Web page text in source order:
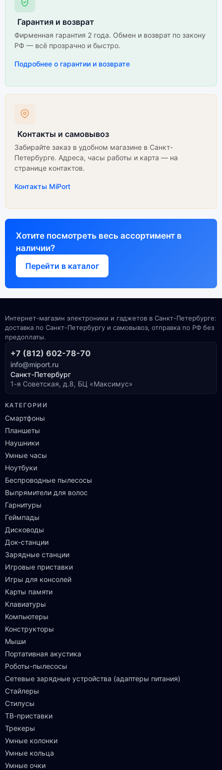
Гарантия и возврат
Фирменная гарантия 2 года. Обмен и возврат по закону
РФ — всё прозрачно и быстро.
Подробнее о гарантии и возврате
Контакты и самовывоз
Забирайте заказ в удобном магазине в Санкт-
Петербурге. Адреса, часы работы и карта — на
странице контактов.
Контакты MiPort
Хотите посмотреть весь ассортимент в
наличии?
Перейти в каталог
Интернет-магазин электроники и гаджетов в Санкт-Петербурге:
доставка по Санкт-Петербургу и самовывоз, отправка по РФ без
предоплаты.
+7 (812) 602-78-70
info@miport.ru
Санкт-Петербург
1-я Советская, д.8, БЦ «Максимус»
КАТЕГОРИИ
Смартфоны
Планшеты
Наушники
Умные часы
Ноутбуки
Беспроводные пылесосы
Выпрямители для волос
Гарнитуры
Геймпады
Дисководы
Док-станции
Зарядные станции
Игровые приставки
Игры для консолей
Карты памяти
Клавиатуры
Компьютеры
Конструкторы
Мыши
Портативная акустика
Роботы-пылесосы
Сетевые зарядные устройства (адаптеры питания)
Стайлеры
Стилусы
ТВ-приставки
Трекеры
Умные колонки
Умные кольца
Умные очки